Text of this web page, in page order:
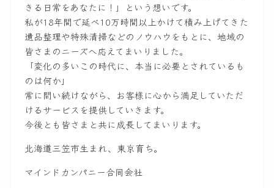
きる日常をあなたに！」という想いです。
私が18年間で延べ10万時間以上かけて積み上げてきた
遺品整理や特殊清掃などのノウハウをもとに、地域の
皆さまのニーズへ応えてまいりました。
「変化の多いこの時代に、本当に必要とされているも
のは何か」
常に問い続けながら、お客様に心から満足していただ
けるサービスを提供していきます。
今後とも皆さまと共に成長してまいります。
北海道三笠市生まれ、東京育ち。
マインドカンパニー合同会社